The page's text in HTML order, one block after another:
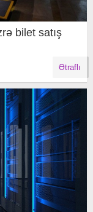
bilet satış
Ətraflı